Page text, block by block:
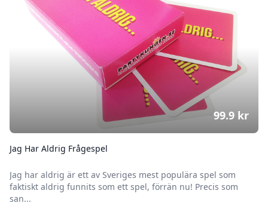
Jag Har Aldrig Frågespel
Jag har aldrig är ett av Sveriges mest populära spel som
faktiskt aldrig funnits som ett spel, förrän nu! Precis som
san...
99.9 kr